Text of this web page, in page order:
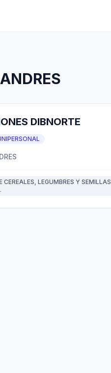
DIBNORTE
CEREALES, LEGUMBRES Y SEMILLAS